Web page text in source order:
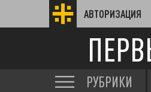
АВТОРИЗАЦИЯ
РУБРИКИ